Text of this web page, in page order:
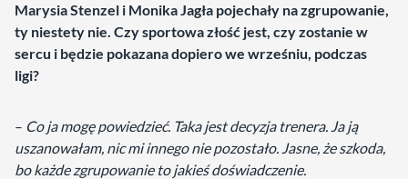
Marysia Stenzel i Monika Jagła pojechały na zgrupowanie,
ty niestety nie. Czy sportowa złość jest, czy zostanie w
sercu i będzie pokazana dopiero we wrześniu, podczas
ligi?
– Co ja mogę powiedzieć. Taka jest decyzja trenera. Ja ją
uszanowałam, nic mi innego nie pozostało. Jasne, że szkoda,
bo każde zgrupowanie to jakieś doświadczenie.